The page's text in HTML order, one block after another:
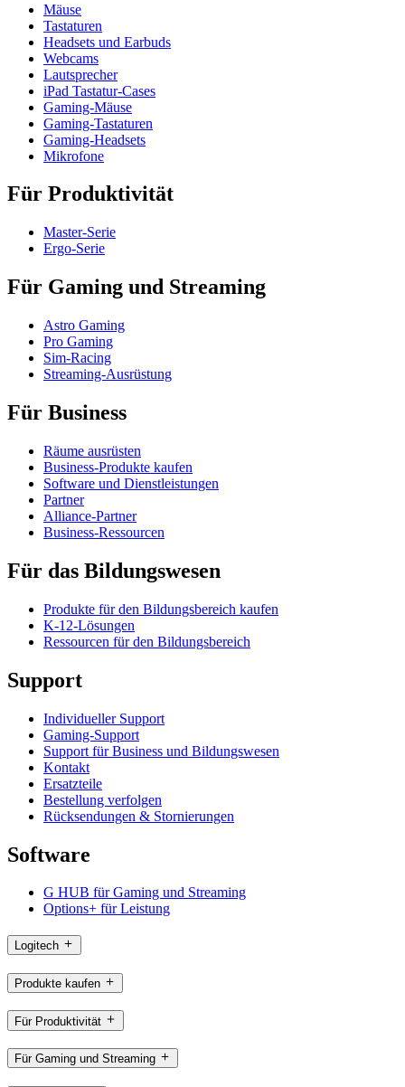
Mäuse
Tastaturen
Headsets und Earbuds
Webcams
Lautsprecher
iPad Tastatur-Cases
Gaming-Mäuse
Gaming-Tastaturen
Gaming-Headsets
Mikrofone
Für Produktivität
Master-Serie
Ergo-Serie
Für Gaming und Streaming
Astro Gaming
Pro Gaming
Sim-Racing
Streaming-Ausrüstung
Für Business
Räume ausrüsten
Business-Produkte kaufen
Software und Dienstleistungen
Partner
Alliance-Partner
Business-Ressourcen
Für das Bildungswesen
Produkte für den Bildungsbereich kaufen
K-12-Lösungen
Ressourcen für den Bildungsbereich
Support
Individueller Support
Gaming-Support
Support für Business und Bildungswesen
Kontakt
Ersatzteile
Bestellung verfolgen
Rücksendungen & Stornierungen
Software
G HUB für Gaming und Streaming
Options+ für Leistung
Logitech
Produkte kaufen
Für Produktivität
Für Gaming und Streaming